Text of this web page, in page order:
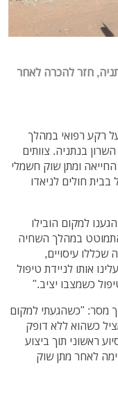
בנתניה, חזר להכרה לאחר
בן 85 התמוטט על רקע רפואי במהלך
בנתניה. צוותים
החייאה ומתן שוק חשמלי
חולים לניאדו
למקום הובילו
במהלך השחיה
שכללו עיסויים,
אותו לניידת טיפול
כשמצבו יציב."
מסר: "כשהגעתי למקום
כשהוא ללא דופק
ראשוני תוך ביצוע
לאחר מתן שוק